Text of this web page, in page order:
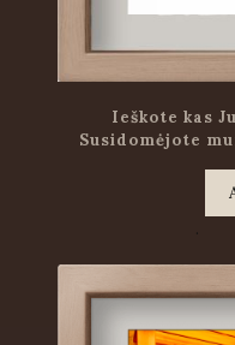
Ieškote kas
Susidomėjote
.